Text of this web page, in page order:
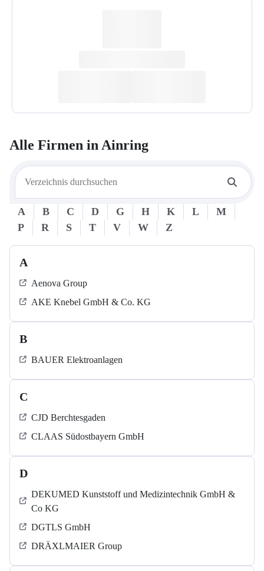
Alle Firmen inAinring
A B C D G H K L
M
P
R S T V W Z
A
Aenova Group
AKE Knebel GmbH & Co. KG
B
BAUER Elektroanlagen
C
CJD Berchtesgaden
CLAAS Südostbayern GmbH
D
DEKUMED Kunststoff und Medizintechnik GmbH &
Co KG
DGTLS GmbH
DRÄXLMAIER Group